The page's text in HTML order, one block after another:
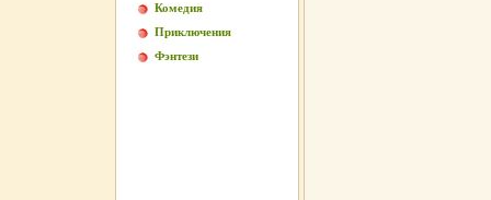
Комедия
Приключения
Фэнтези